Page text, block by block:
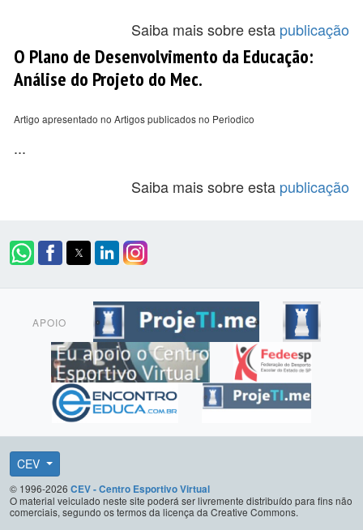
Saiba mais sobre esta publicação
O Plano de Desenvolvimento da Educação:
Análise do Projeto do Mec.
Artigo apresentado no Artigos publicados no Periodico
...
Saiba mais sobre esta publicação
APOIO
CEV
© 1996-2026 CEV - Centro Esportivo Virtual
O material veiculado neste site poderá ser livremente distribuído para fins não
comerciais, segundo os termos da licença da Creative Commons.